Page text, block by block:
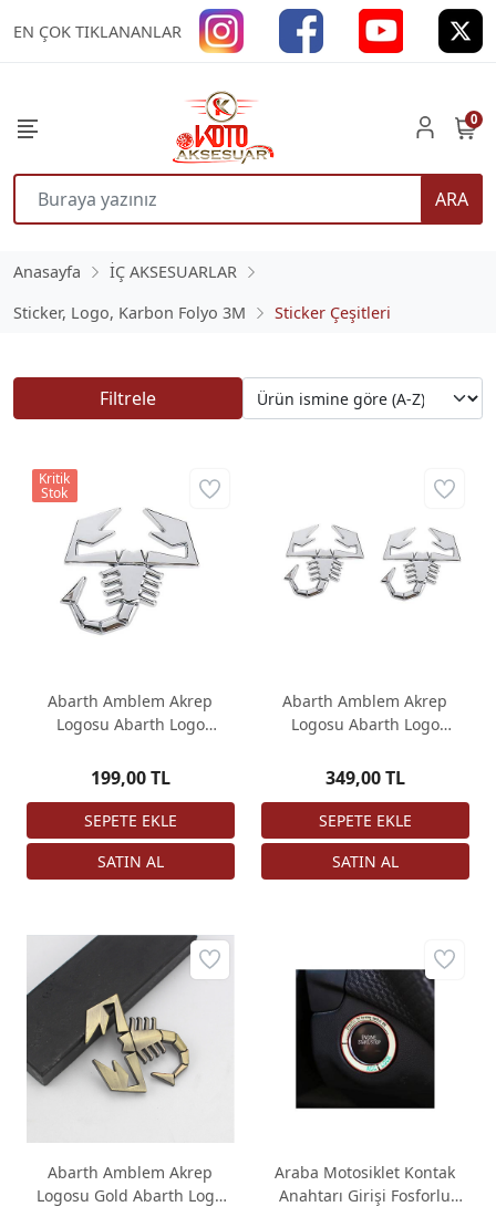
EN ÇOK TIKLANANLAR
ARA
0
Anasayfa
İÇ AKSESUARLAR
Sticker, Logo, Karbon Folyo 3M
Sticker Çeşitleri
Filtrele
Abarth Amblem Akrep
Logosu Abarth Logo
199,00 TL
Kritik
Stok
Abarth Amblem Akrep
Logosu Abarth Logo
Metal
349,00 TL
Abarth Amblem Akrep
Logosu Gold Abarth Logo
Araba Motosiklet Kontak
Anahtarı Girişi Fosforlu